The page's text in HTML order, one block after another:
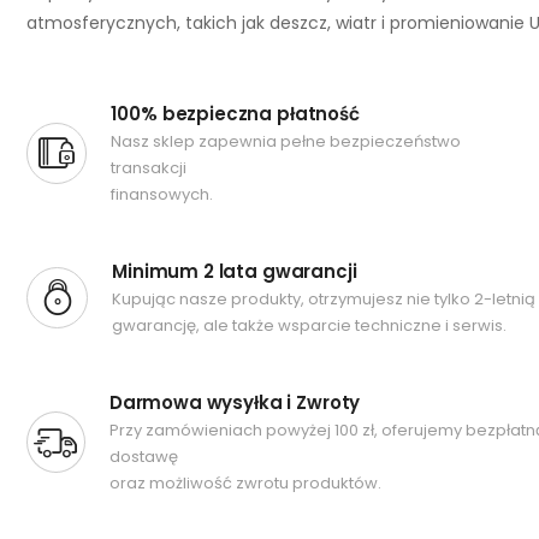
atmosferycznych, takich jak deszcz, wiatr i promieniowanie
100% bezpieczna płatność
Nasz sklep zapewnia pełne bezpieczeństwo
transakcji
finansowych.
Minimum 2 lata gwarancji
Kupując nasze produkty, otrzymujesz nie tylko 2-letnią
gwarancję, ale także wsparcie techniczne i serwis.
Darmowa wysyłka i Zwroty
Przy zamówieniach powyżej 100 zł, oferujemy
dostawę
oraz możliwość zwrotu produktów.